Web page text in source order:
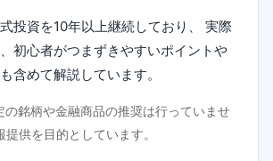
投資を10年以上継続しており、 実際
初心者がつまずきやすいポイントや
含めて解説しています。
の銘柄や金融商品の推奨は行っていませ
供を目的としています。